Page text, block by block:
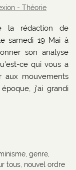
- Théorie
la rédaction de
samedi 19 Mai à
son analyse
ce qui vous a
aux mouvements
j’ai grandi
,genre
tous nouvel ordre